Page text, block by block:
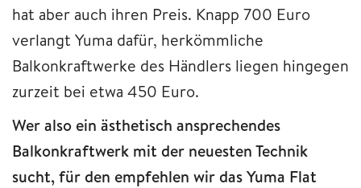
hat aber auch ihren Preis. Knapp 700 Euro
verlangt Yuma dafür, herkömmliche
Balkonkraftwerke des Händlers liegen hingegen
zurzeit bei etwa 450 Euro.
Wer also ein ästhetisch ansprechendes
Balkonkraftwerk mit der neuesten Technik
sucht, für den empfehlen wir das Yuma Flat